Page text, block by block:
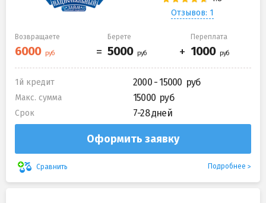
Отзывов: 1
Возвращаете Берете Переплата
1й кредит 2000 - 15000
Макс. сумма 15000
Срок 7-28 дней
Оформить заявку
Сравнить Подробнее